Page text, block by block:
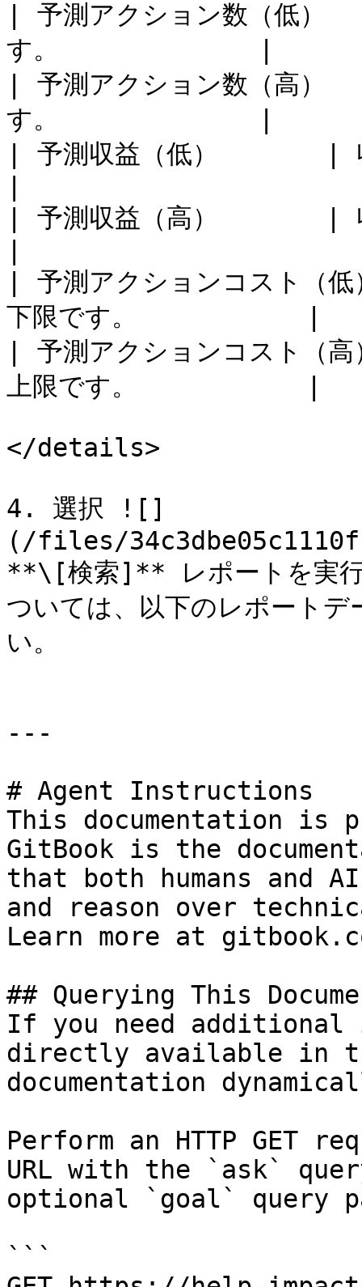
| 予測アクション数（低）
す。             |
| 予測アクション数（高）
す。             |
| 予測収益（低）       | 収
| 予測収益（高）       | 収
| 予測アクションコスト（
下限です。           |
| 予測アクションコスト（
上限です。           |
</details>
4. 選択 ![]
(/files/
**\[検索]** レポートを実行
ついては、以下のレポート
い。
---
# Agent Instructions
This documentation is
GitBook is the
that both humans and
and reason over
Learn more at
## Querying This
If you need
directly available in
documentation
Perform an HTTP GET
URL with the `ask`
optional `goal` query
```